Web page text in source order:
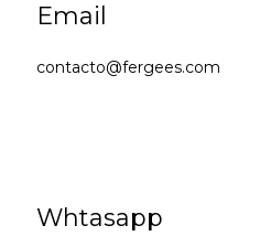
Email
contacto@fergees.com
Whtasapp